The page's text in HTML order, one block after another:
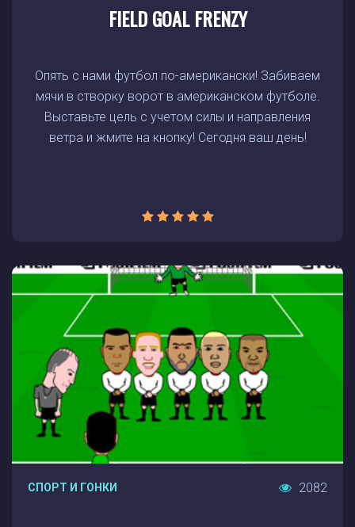
FIELD GOAL FRENZY
Опять с нами футбол по-американски! Забиваем
мячи в створку ворот в американском футболе.
Выставьте цель с учетом силы и направления
ветра и жмите на кнопку! Сегодня ваш день!
СПОРТ И ГОНКИ 2082